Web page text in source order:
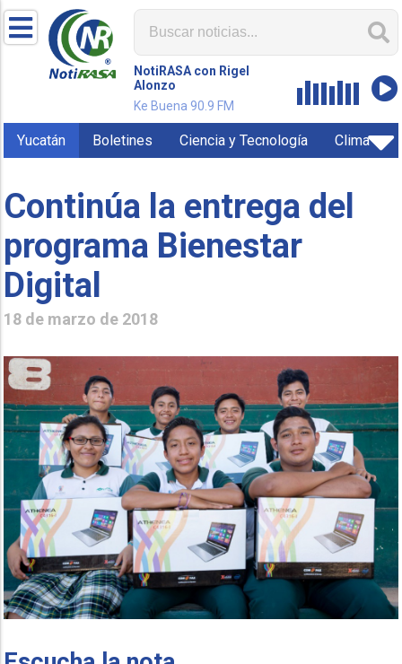
NotiRASA con Rigel
Alonzo
Ke Buena 90.9 FM
Yucatán Boletines Ciencia y Tecnología Clima
Continúa la entrega del
programa Bienestar
Digital
18 de marzo de 2018